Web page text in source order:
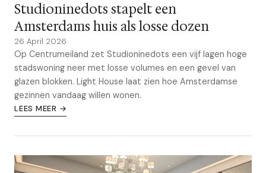
Studioninedots stapelt een
Amsterdams huis als losse dozen
26 April 2026
Op Centrumeiland zet Studioninedots een vijf lagen hoge
stadswoning neer met losse volumes en een gevel van
glazen blokken. Light House laat zien hoe Amsterdamse
gezinnen vandaag willen wonen.
LEES MEER →